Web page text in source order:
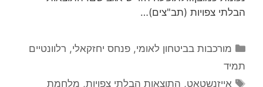
הבלתי צפויות (תב"צים)…
קטגוריות
מורכבות בביטחון לאומי,פנחס יחזקאלי, רלוונטיים
תמיד
תגיות
אייזנשטאט, התוצאות הבלתי צפויות, מלחמת